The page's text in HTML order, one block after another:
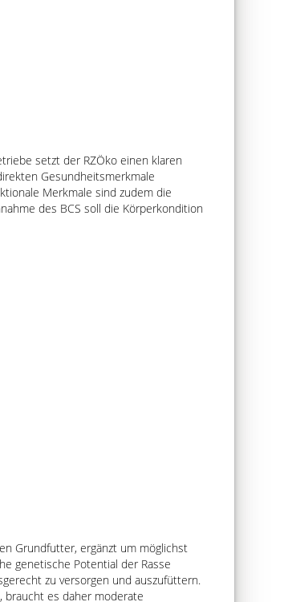
setzt der RZÖko einen klaren
Gesundheitsmerkmale
Merkmale sind zudem die
des BCS soll die Körperkondition
Grundfutter, ergänzt um möglichst
genetische Potential der Rasse
zu versorgen und auszufüttern.
braucht es daher moderate